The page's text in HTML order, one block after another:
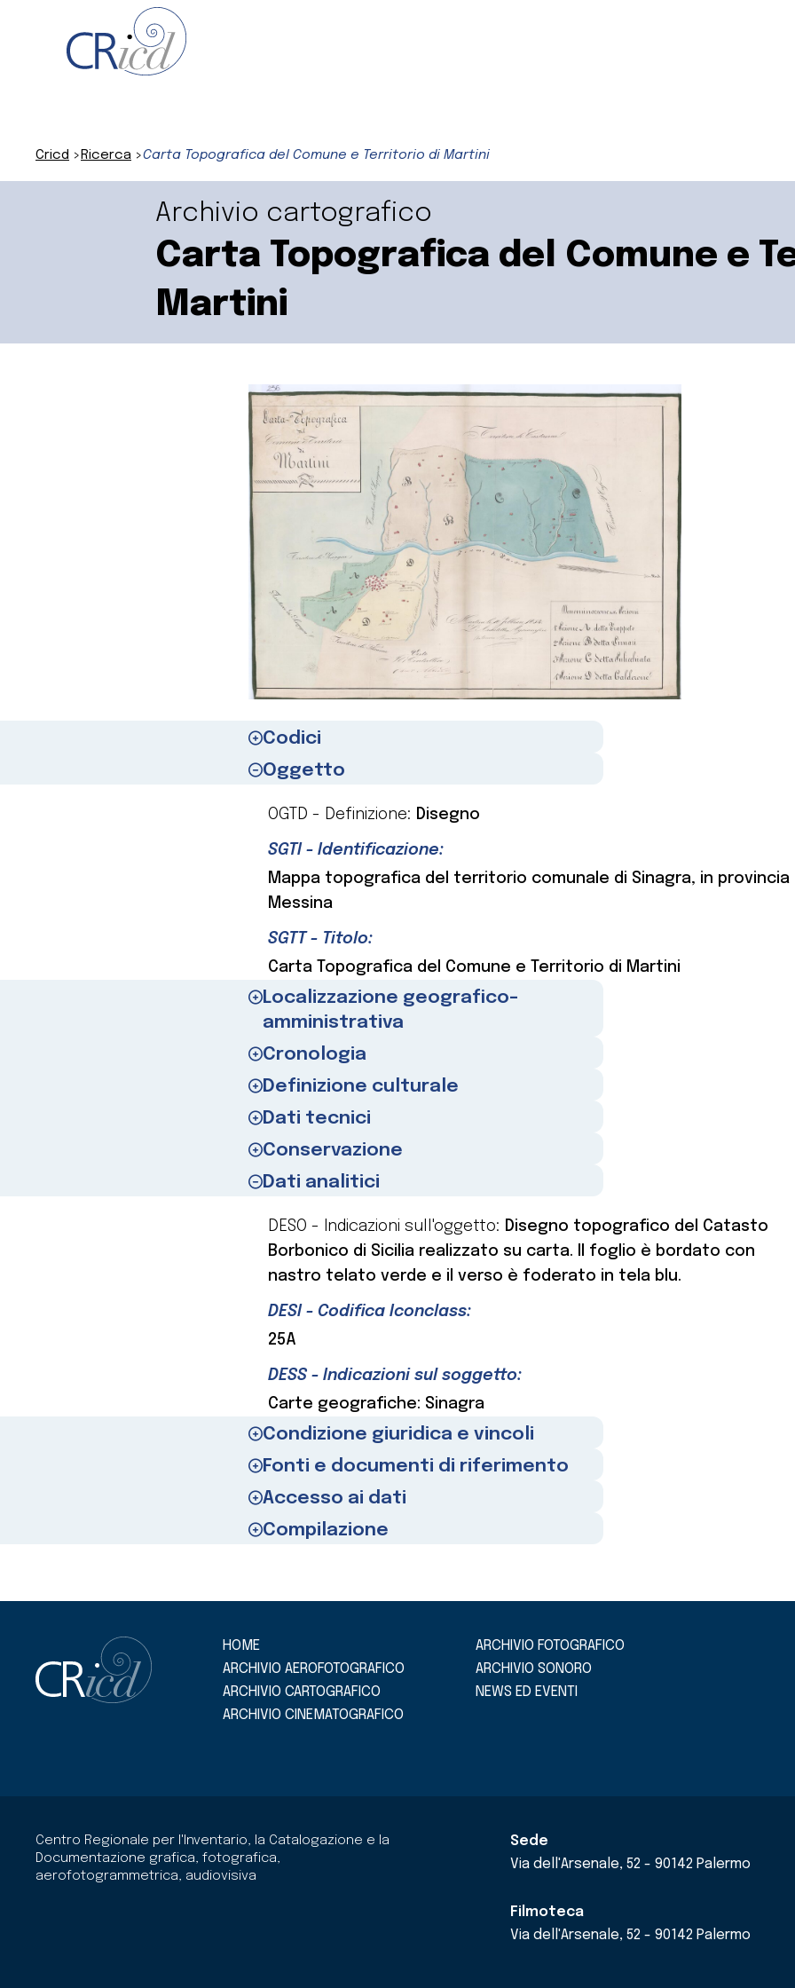
Cricd Ricerca Carta Topografica del Comune e Territorio di Martini
Archivio cartografico
Carta Topografica del Comune e
Martini
Codici
Oggetto
OGTD - Definizione: Disegno
SGTI - Identificazione:
Mappa topografica del territorio comunale di Sinagra, in provincia
Messina
SGTT - Titolo:
Carta Topografica del Comune e Territorio di Martini
Localizzazione geografico-
amministrativa
Cronologia
Definizione culturale
Dati tecnici
Conservazione
Dati analitici
DESO - Indicazioni sull'oggetto: Disegno topografico del Catasto
Borbonico di Sicilia realizzato su carta. Il foglio è bordato con
nastro telato verde e il verso è foderato in tela blu.
DESI - Codifica Iconclass:
25A
DESS - Indicazioni sul soggetto:
Carte geografiche: Sinagra
Condizione giuridica e vincoli
Fonti e documenti di riferimento
Accesso ai dati
Compilazione
HOME
ARCHIVIO AEROFOTOGRAFICO
ARCHIVIO CARTOGRAFICO
ARCHIVIO CINEMATOGRAFICO
ARCHIVIO FOTOGRAFICO
ARCHIVIO SONORO
NEWS ED EVENTI
Centro Regionale per l'Inventario, la Catalogazione e la
Documentazione grafica, fotografica,
aerofotogrammetrica, audiovisiva
Sede
Via dell'Arsenale, 52 - 90142 Palermo
Filmoteca
Via dell'Arsenale, 52 - 90142 Palermo